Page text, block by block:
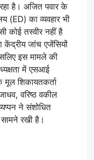
है। अजित पवार के
(ED) का व्यवहार भी
कोई तस्वीर नहीं है
केंद्रीय जांच एजेंसियों
इस मामले की
में एसआई
शिकायतकर्ता
वरिष्ठ वकील
ने संशोधित
रखी है।